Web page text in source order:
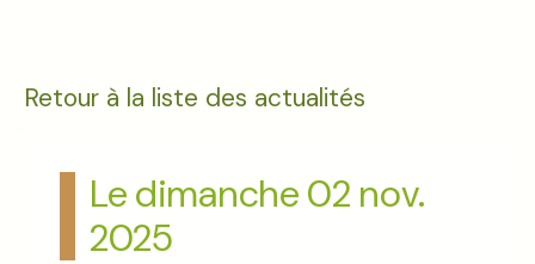
Retour à la liste des actualités
Le dimanche 02 nov.
2025